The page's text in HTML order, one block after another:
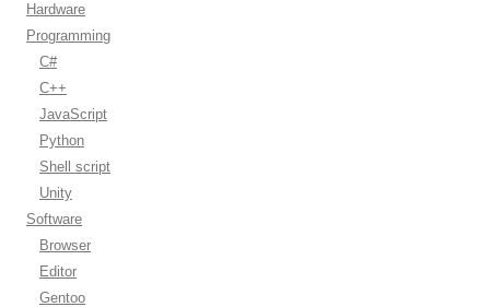
Hardware
Programming
C#
C++
JavaScript
Python
Shell script
Unity
Software
Browser
Editor
Gentoo